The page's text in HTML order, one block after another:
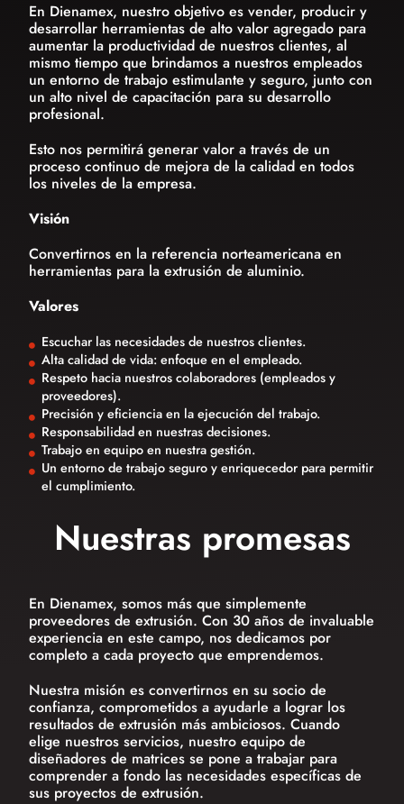
En Dienamex, nuestro objetivo es vender, producir y
desarrollar herramientas de alto valor agregado para
aumentar la productividad de nuestros clientes, al
mismo tiempo que brindamos a nuestros empleados
un entorno de trabajo estimulante y seguro, junto con
un alto nivel de capacitación para su desarrollo
profesional.
Esto nos permitirá generar valor a través de un
proceso continuo de mejora de la calidad en todos
los niveles de la empresa.
Visión
Convertirnos en la referencia norteamericana en
herramientas para la extrusión de aluminio.
Valores
Escuchar las necesidades de nuestros clientes.
Alta calidad de vida: enfoque en el empleado.
Respeto hacia nuestros colaboradores (empleados y
proveedores).
Precisión y eficiencia en la ejecución del trabajo.
Responsabilidad en nuestras decisiones.
Trabajo en equipo en nuestra gestión.
Un entorno de trabajo seguro y enriquecedor para permitir
el cumplimiento.
Nuestras promesas
En Dienamex, somos más que simplemente
proveedores de extrusión. Con 30 años de invaluable
experiencia en este campo, nos dedicamos por
completo a cada proyecto que emprendemos.
Nuestra misión es convertirnos en su socio de
confianza, comprometidos a ayudarle a lograr los
resultados de extrusión más ambiciosos. Cuando
elige nuestros servicios, nuestro equipo de
diseñadores de matrices se pone a trabajar para
comprender a fondo las necesidades específicas de
sus proyectos de extrusión.